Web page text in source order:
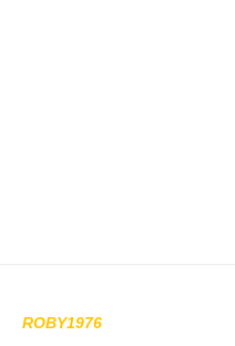
ROBY1976